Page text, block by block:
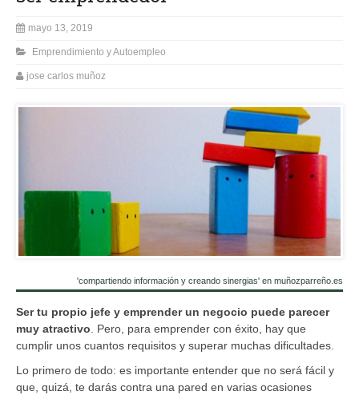
mayo 13, 2019
Emprendimiento y Autoempleo
jose carlos muñoz
'compartiendo información y creando sinergias' en muñozparreño.es
Ser tu propio jefe y emprender un negocio puede parecer
muy atractivo . Pero, para emprender con éxito, hay que
cumplir unos cuantos requisitos y superar muchas dificultades.
Lo primero de todo: es importante entender que no será fácil y
que, quizá, te darás contra una pared en varias ocasiones